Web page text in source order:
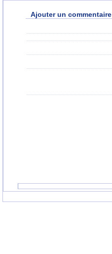
Ajouter un commentaire